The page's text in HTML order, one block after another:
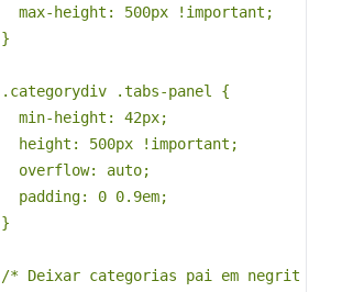
          max-height: 500px !important;
        }
        .categorydiv .tabs-panel {
          min-height: 42px;
          height: 500px !important;
          overflow: auto;
          padding: 0 0.9em;
        }